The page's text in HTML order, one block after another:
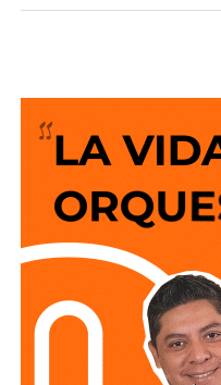
potable de la zona
ofrecer un servicio más
La semana pasada
mantenimiento y
lleva a cabo el proceso
continuar con la limpieza
instalaciones de la planta.
La siguiente etapa
tanques de floculación y
partículas e impurezas
posteriormente se